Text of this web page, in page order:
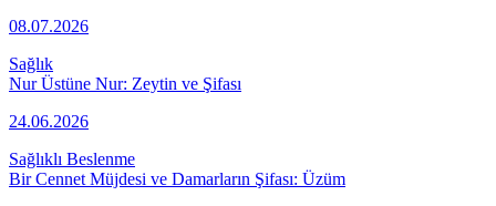
08.07.2026
Sağlık
Nur Üstüne Nur: Zeytin ve Şifası
24.06.2026
Sağlıklı Beslenme
Bir Cennet Müjdesi ve Damarların Şifası: Üzüm